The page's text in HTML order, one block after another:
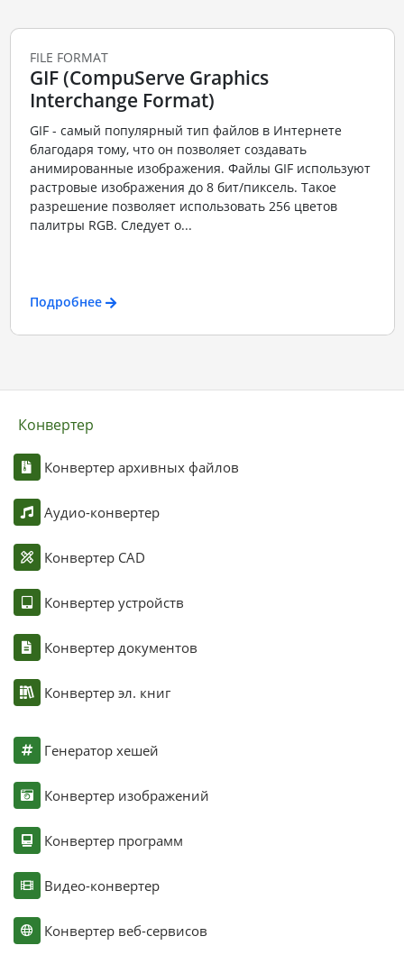
FILE FORMAT
GIF (CompuServe Graphics
Interchange Format)
GIF - самый популярный тип файлов в Интернете
благодаря тому, что он позволяет создавать
анимированные изображения. Файлы GIF используют
растровые изображения до 8 бит/пиксель. Такое
разрешение позволяет использовать 256 цветов
палитры RGB. Следует о...
Подробнее
Конвертер
Конвертер архивных файлов
Аудио-конвертер
Конвертер CAD
Конвертер устройств
Конвертер документов
Конвертер эл. книг
Генератор хешей
Конвертер изображений
Конвертер программ
Видео-конвертер
Конвертер веб-сервисов